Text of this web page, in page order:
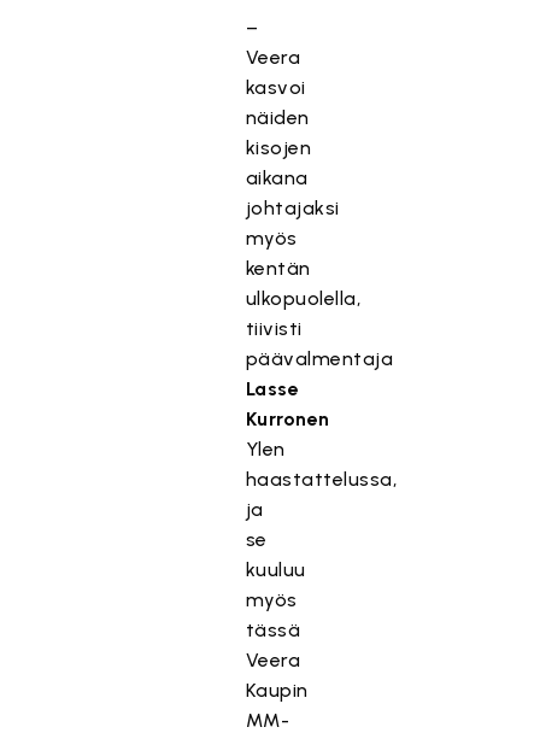
–
Veera
kasvoi
näiden
kisojen
aikana
johtajaksi
myös
kentän
ulkopuolella,
tiivisti
päävalmentaja
Lasse
Kurronen
Ylen
haastattelussa,
ja
se
kuuluu
myös
tässä
Veera
Kaupin
MM-
T
m
i
s
ä
l
t
ö
o
n
e
e
t
t
y
,
k
o
s